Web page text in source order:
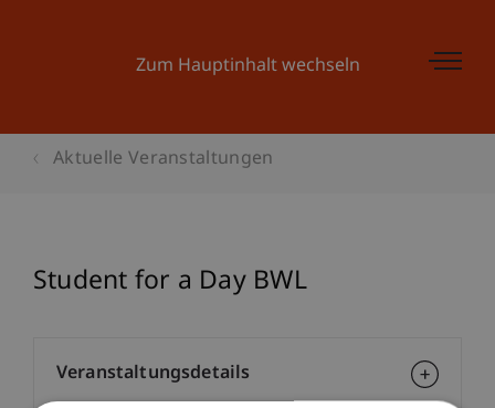
Zum Hauptinhalt wechseln
Aktuelle Veranstaltungen
Student for a Day BWL
Veranstaltungsdetails